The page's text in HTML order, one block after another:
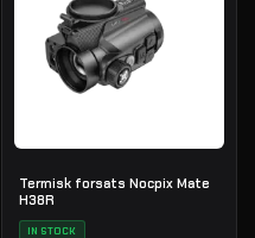
Termisk forsats Nocpix Mate
H38R
IN STOCK